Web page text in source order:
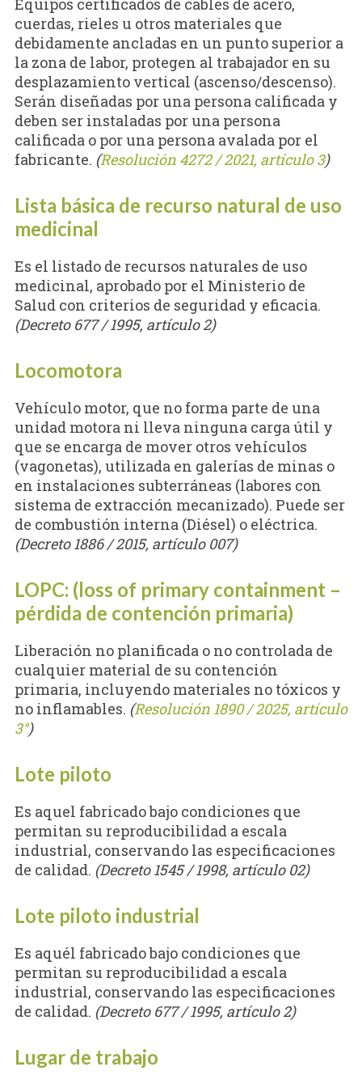
Equipos certificados de cables de acero,
cuerdas, rieles u otros materiales que
debidamente ancladas en un punto superior a
la zona de labor, protegen al trabajador en su
desplazamiento vertical (ascenso/descenso).
Serán diseñadas por una persona calificada y
deben ser instaladas por una persona
calificada o por una persona avalada por el
fabricante. (Resolución 4272 / 2021, artículo 3)
Lista básica de recurso natural de uso
medicinal
Es el listado de recursos naturales de uso
medicinal, aprobado por el Ministerio de
Salud con criterios de seguridad y eficacia.
(Decreto 677 / 1995, artículo 2)
Locomotora
Vehículo motor, que no forma parte de una
unidad motora ni lleva ninguna carga útil y
que se encarga de mover otros vehículos
(vagonetas), utilizada en galerías de minas o
en instalaciones subterráneas (labores con
sistema de extracción mecanizado). Puede ser
de combustión interna (Diésel) o eléctrica.
(Decreto 1886 / 2015, artículo 007)
LOPC: (loss of primary containment –
pérdida de contención primaria)
Liberación no planificada o no controlada de
cualquier material de su contención
primaria, incluyendo materiales no tóxicos y
no inflamables. (Resolución 1890 / 2025, artículo
3°)
Lote piloto
Es aquel fabricado bajo condiciones que
permitan su reproducibilidad a escala
industrial, conservando las especificaciones
de calidad. (Decreto 1545 / 1998, artículo 02)
Lote piloto industrial
Es aquél fabricado bajo condiciones que
permitan su reproducibilidad a escala
industrial, conservando las especificaciones
de calidad. (Decreto 677 / 1995, artículo 2)
Lugar de trabajo